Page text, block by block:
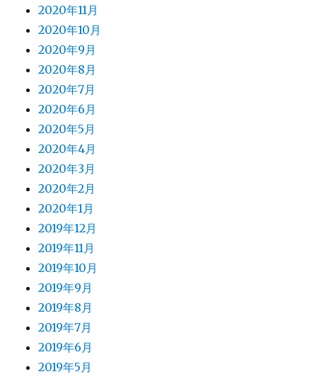
2020年11月
2020年10月
2020年9月
2020年8月
2020年7月
2020年6月
2020年5月
2020年4月
2020年3月
2020年2月
2020年1月
2019年12月
2019年11月
2019年10月
2019年9月
2019年8月
2019年7月
2019年6月
2019年5月